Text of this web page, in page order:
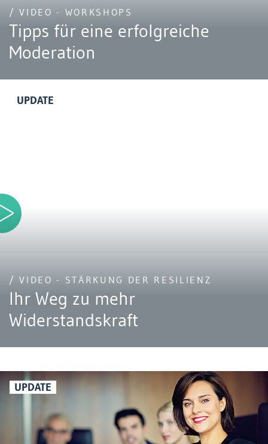
/ VIDEO - WORKSHOPS
Tipps für eine erfolgreiche
Moderation
UPDATE
/ VIDEO - STÄRKUNG DER RESILIENZ
Ihr Weg zu mehr
Widerstandskraft
UPDATE